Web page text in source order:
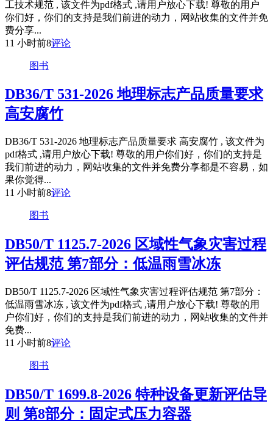
工技术规范 , 该文件为pdf格式 ,请用户放心下载! 尊敬的用户
你们好，你们的支持是我们前进的动力，网站收集的文件并免
费分享...
11 小时前8评论
图书
DB36/T 531-2026 地理标志产品质量要求
高安腐竹
DB36/T 531-2026 地理标志产品质量要求 高安腐竹 , 该文件为
pdf格式 ,请用户放心下载! 尊敬的用户你们好，你们的支持是
我们前进的动力，网站收集的文件并免费分享都是不容易，如
果你觉得...
11 小时前8评论
图书
DB50/T 1125.7-2026 区域性气象灾害过程
评估规范 第7部分：低温雨雪冰冻
DB50/T 1125.7-2026 区域性气象灾害过程评估规范 第7部分：
低温雨雪冰冻 , 该文件为pdf格式 ,请用户放心下载! 尊敬的用
户你们好，你们的支持是我们前进的动力，网站收集的文件并
免费...
11 小时前8评论
图书
DB50/T 1699.8-2026 特种设备更新评估导
则 第8部分：固定式压力容器